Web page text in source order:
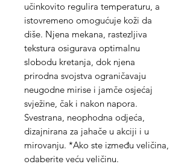
učinkovito regulira temperaturu, a
istovremeno omogućuje koži da
diše. Njena mekana, rastezljiva
tekstura osigurava optimalnu
slobodu kretanja, dok njena
prirodna svojstva ograničavaju
neugodne mirise i jamče osjećaj
svježine, čak i nakon napora.
Svestrana, neophodna odjeća,
dizajnirana za jahače u akciji i u
mirovanju. *Ako ste između veličina,
odaberite veću veličinu.